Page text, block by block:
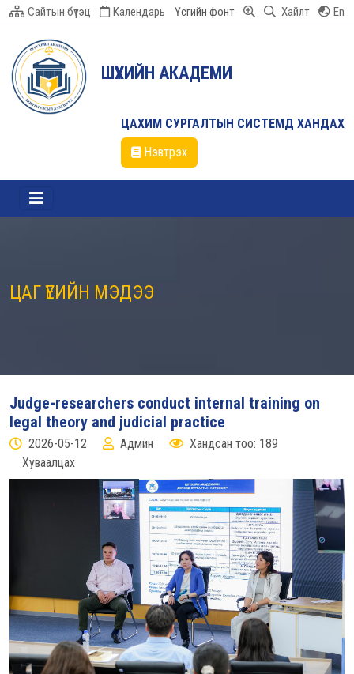
Сайтын бүтэц Календарь Үсгийн фонт Хайлт En
ШҮҮХИЙН АКАДЕМИ
ЦАХИМ СУРГАЛТЫН СИСТЕМД ХАНДАХ
Нэвтрэх
ЦАГ ҮЕИЙН МЭДЭЭ
Judge-researchers conduct internal training on
legal theory and judicial practice
2026-05-12 Админ
Хандсан тоо: 189
Хуваалцах